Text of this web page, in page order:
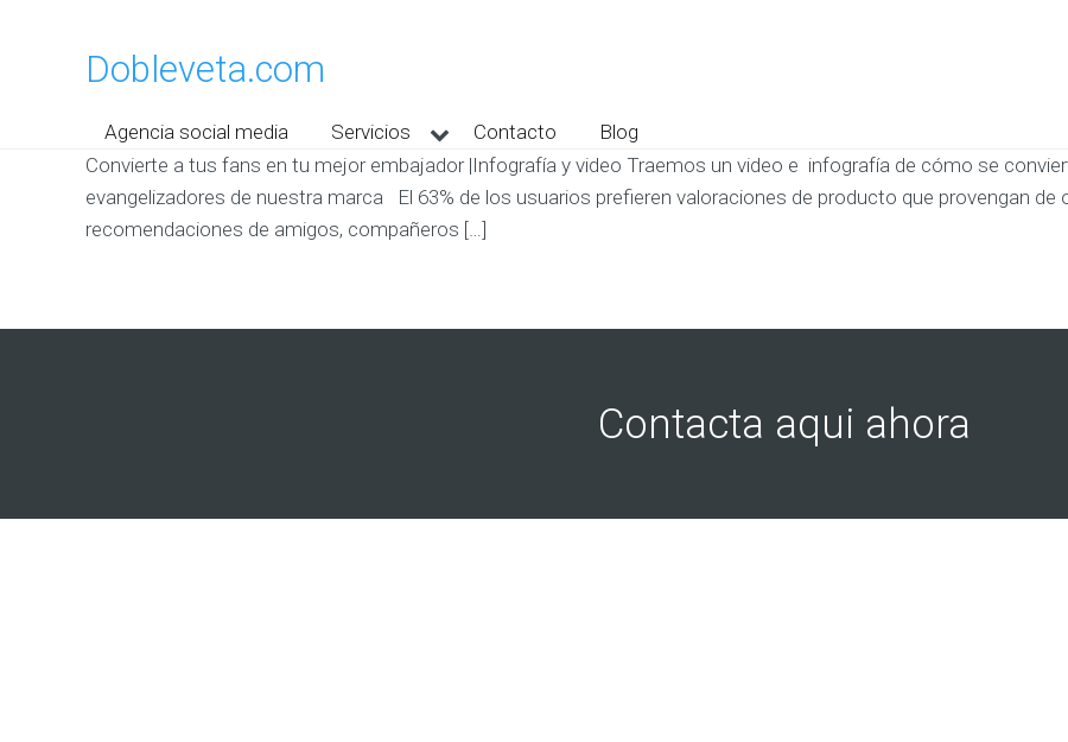
Dobleveta.com
Agencia social media Servicios Contacto
Blog
Convierte a tus fans en tu mejor embajador |Infografía y video Traemos un video e infografía de cómo se
evangelizadores de nuestra marca El 63% de los usuarios prefieren valoraciones de producto que provengan de
recomendaciones de amigos, compañeros […]
Contacta aqui ahora